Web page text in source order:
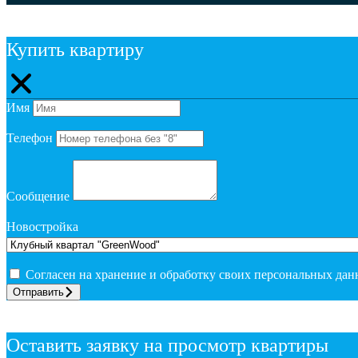
Купить квартиру
Имя
Телефон
Сообщение
Новостройка
Согласен на хранение и обработку своих персональных
Отправить
Оставить заявку на просмотр квартиры